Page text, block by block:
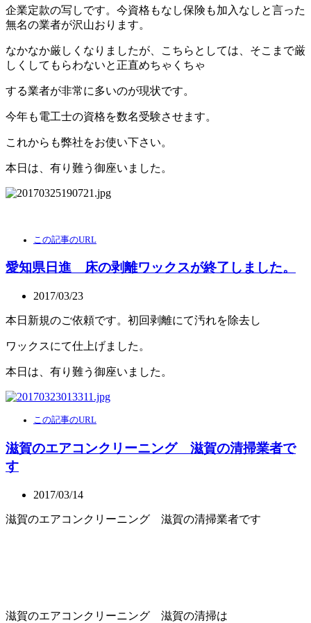
企業定款の写しです。今資格もなし保険も加入なしと言った
無名の業者が沢山おります。
なかなか厳しくなりましたが、こちらとしては、そこまで厳
しくしてもらわないと正直めちゃくちゃ
する業者が非常に多いのが現状です。
今年も電工士の資格を数名受験させます。
これからも弊社をお使い下さい。
本日は、有り難う御座いました。
この記事のURL
愛知県日進 床の剥離ワックスが終了しました。
2017/03/23
本日新規のご依頼です。初回剥離にて汚れを除去し
ワックスにて仕上げました。
本日は、有り難う御座いました。
この記事のURL
滋賀のエアコンクリーニング 滋賀の清掃業者で
す
2017/03/14
滋賀のエアコンクリーニング 滋賀の清掃業者です
滋賀のエアコンクリーニング 滋賀の清掃は